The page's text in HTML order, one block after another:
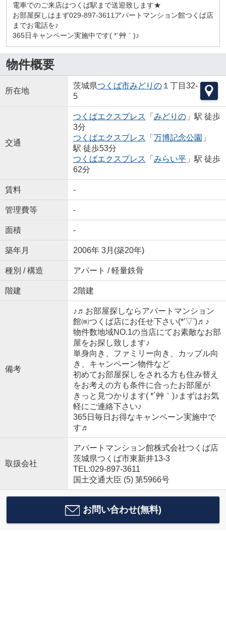
電車でのご来店はつくば駅まで送迎致します★
お部屋探しはまず029-897-3611アパートマンション館つくば店
までお電話を♪
365日キャンペーン実施中です( *´艸｀)♪
物件概要
所在地
茨城県つくば市みどりの１丁目32-
5
交通
つくばエクスプレス 「 みどりの」駅 徒歩
3分
つくばエクスプレス 「 万博記念公園 」
駅 徒歩53分
つくばエクスプレス 「 みらい平」駅 徒歩
62分
賃料 -
管理費等 -
面積 -
築年月 2006年 3月(築20年)
種別 / 構造 アパート / 軽量鉄骨
階建 2階建
備考
♪♬お部屋探しならアパートマンション
館㈱つくば店にお任せ下さい(*'▽')♬♪
物件数地域NO.1の当店にてお素敵なお部
屋をお探し致します♪
単身向き、ファミリー向き、カップル向
き、キャンペーン物件など
初めてお部屋探しをされる方も住み替え
をお考えの方も条件に合ったお部屋が
きっと見つかります( *´艸｀)♪まずはお気
軽にご連絡下さい♪
365日毎日お得なキャンペーン実施中で
す♬
取扱会社
アパートマンション館株式会社つくば店
茨城県つくば市東新井13-3
TEL:029-897-3611
国土交通大臣 (5) 第5966号
お問い合わせ(無料)